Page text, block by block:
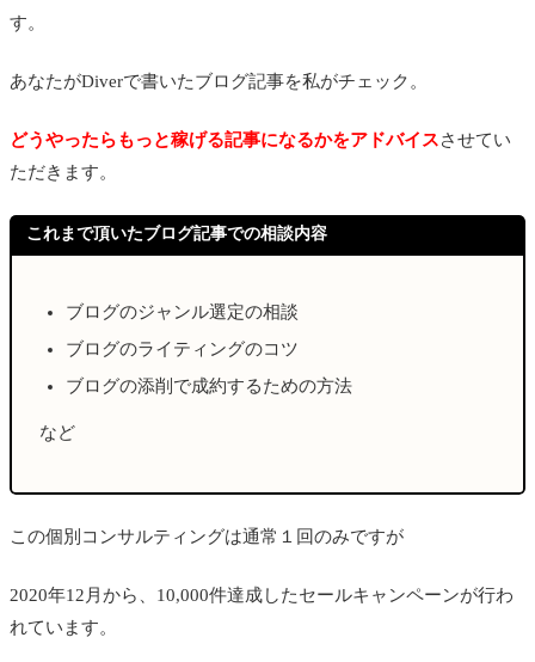
す。
あなたがDiverで書いたブログ記事を私がチェック。
どうやったらもっと稼げる記事になるかをアドバイスさせてい
ただきます。
これまで頂いたブログ記事での相談内容
ブログのジャンル選定の相談
ブログのライティングのコツ
ブログの添削で成約するための方法
など
この個別コンサルティングは通常１回のみですが
2020年12月から、10,000件達成したセールキャンペーンが行わ
れています。